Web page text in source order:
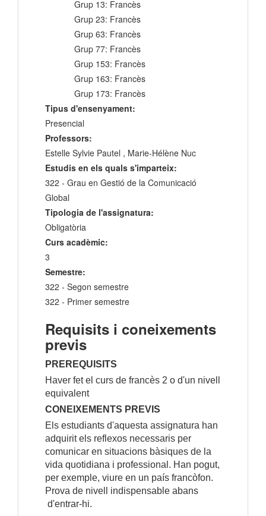
Grup 13: Francès
Grup 23: Francès
Grup 63: Francès
Grup 77: Francès
Grup 153: Francès
Grup 163: Francès
Grup 173: Francès
Tipus d'ensenyament:
Presencial
Professors:
Estelle Sylvie Pautel , Marie-Hélène Nuc
Estudis en els quals s'imparteix:
322 - Grau en Gestió de la Comunicació
Global
Tipologia de l'assignatura:
Obligatòria
Curs acadèmic:
3
Semestre:
322 - Segon semestre
322 - Primer semestre
Requisits i coneixements
previs
PREREQUISITS
Haver fet el curs de francès 2 o d'un nivell
equivalent
CONEIXEMENTS PREVIS
Els estudiants d'aquesta assignatura han
adquirit els reflexos necessaris per
comunicar en situacions bàsiques de la
vida quotidiana i professional. Han pogut,
per exemple, viure en un país francòfon.
Prova de nivell indispensable abans
d'entrar-hi.